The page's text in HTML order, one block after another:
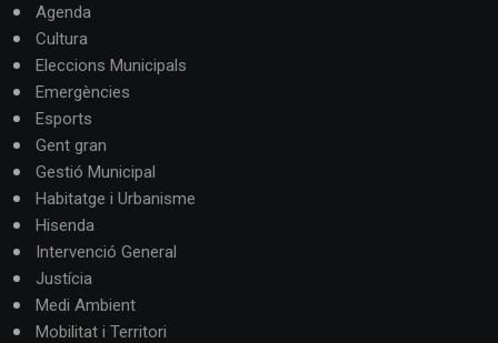
Agenda
Cultura
Eleccions Municipals
Emergències
Esports
Gent gran
Gestió Municipal
Habitatge i Urbanisme
Hisenda
Intervenció General
Justícia
Medi Ambient
Mobilitat i Territori